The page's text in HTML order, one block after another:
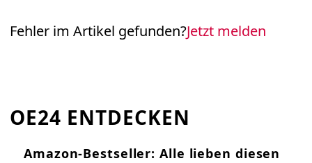
Fehler im Artikel gefunden?Jetzt melden
OE24 ENTDECKEN
Amazon-Bestseller: Alle lieben diesen